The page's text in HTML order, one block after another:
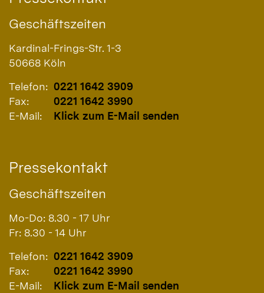
Geschäftszeiten
Kardinal-Frings-Str. 1-3
50668 Köln
Telefon: 0221 1642 3909
Fax:
0221 1642 3990
E-Mail:
Klick zum E-Mail senden
Pressekontakt
Geschäftszeiten
Mo-Do: 8.30 - 17 Uhr
Fr: 8.30 - 14 Uhr
Telefon: 0221 1642 3909
Fax:
0221 1642 3990
E-Mail:
Klick zum E-Mail senden